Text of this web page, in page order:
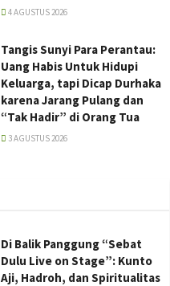
4 AGUSTUS 2026
Tangis Sunyi Para Perantau:
Uang Habis Untuk Hidupi
Keluarga, tapi Dicap Durhaka
karena Jarang Pulang dan
“Tak Hadir” di Orang Tua
3 AGUSTUS 2026
Di Balik Panggung “Sebat
Dulu Live on Stage”: Kunto
Aji, Hadroh, dan Spiritualitas